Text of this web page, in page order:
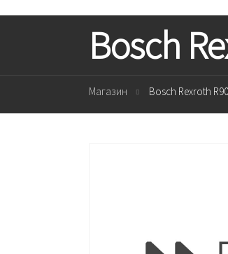
Bosch
Магазин Bosch Rexroth